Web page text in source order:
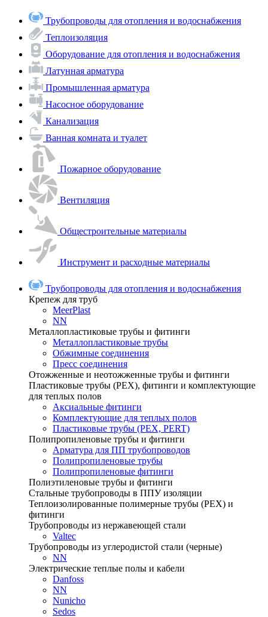
Трубопроводы для отопления и водоснабжения
Теплоизоляция
Оборудование для отопления и водоснабжения
Латунная арматура
Промышленная арматура
Насосное оборудование
Канализация
Ванная комната и туалет
Пожарное оборудование
Вентиляция
Общестроительные материалы
Инструмент и расходные материалы
Трубопроводы для отопления и водоснабжения
Крепеж для труб
MeerPlast
NN
Металлопластиковые трубы и фитинги
Металлопластиковые трубы
Обжимные соединения
Пресс соединения
Отожженные и неотожженные трубы и фитинги
Пластиковые трубы (РЕХ), фитинги и комплектующие
для теплых полов
Аксиальные фитинги
Комплектующие для теплых полов
Пластиковые трубы (РЕХ, PERT)
Полипропиленовые трубы и фитинги
Арматура для ПП трубопроводов
Полипропиленовые трубы
Полипропиленовые фитинги
Полиэтиленовые трубы и фитинги
Стальные трубопроводы в ППУ изоляции
Теплоизолированные полимерные трубы (РЕХ) и
фитинги
Трубопроводы из нержавеющей стали
Valtec
Трубопроводы из углеродистой стали (черные)
NN
Электрические теплые полы и кабели
Danfoss
NN
Nunicho
Sedos